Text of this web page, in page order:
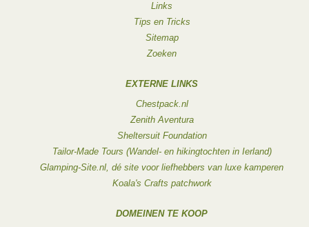
Links
Tips en Tricks
Sitemap
Zoeken
EXTERNE LINKS
Chestpack.nl
Zenith Aventura
Sheltersuit Foundation
Tailor-Made Tours (Wandel- en hikingtochten in Ierland)
Glamping-Site.nl, dé site voor liefhebbers van luxe kamperen
Koala's Crafts patchwork
DOMEINEN TE KOOP